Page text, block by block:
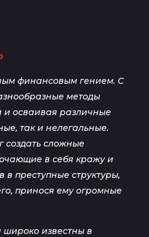
финансовым гением. С
методы
и осваивая различные
так и нелегальные.
создать сложные
в себя кражу и
в преступные структуры,
принося ему огромные
известны в